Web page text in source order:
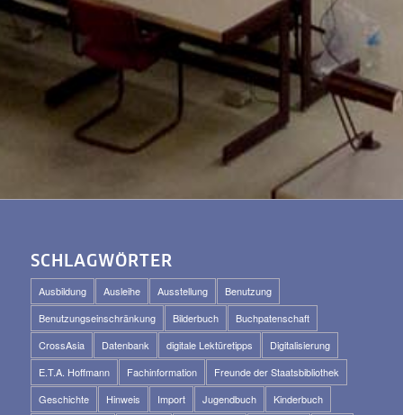
SCHLAGWÖRTER
Ausbildung Ausleihe Ausstellung
Benutzung
Benutzungseinschränkung
Bilderbuch
Buchpatenschaft
CrossAsia
Datenbank digitale Lektüretipps
Digitalisierung
E.T.A. Hoffmann
Fachinformation
Freunde der Staatsbibliothek
Geschichte
Hinweis Import Jugendbuch
Kinderbuch